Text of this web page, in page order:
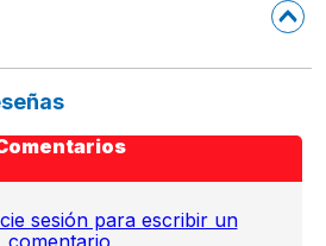
sesión para escribir un